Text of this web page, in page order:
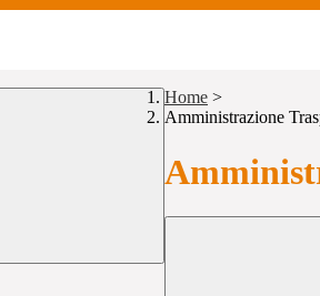
Home >
Amministrazione